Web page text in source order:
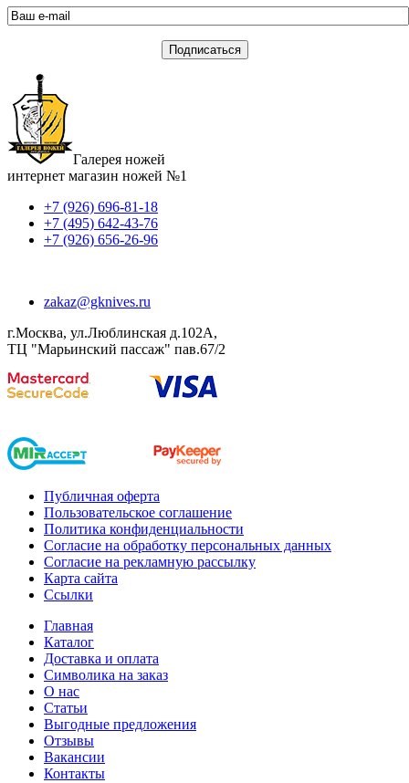
Галерея ножей
интернет магазин ножей №1
+7 (926) 696-81-18
+7 (495) 642-43-76
+7 (926) 656-26-96
zakaz@gknives.ru
г.Москва, ул.Люблинская д.102А,
ТЦ "Марьинский пассаж" пав.67/2
Публичная оферта
Пользовательское соглашение
Политика конфиденциальности
Согласие на обработку персональных данных
Согласие на рекламную рассылку
Карта сайта
Ссылки
Главная
Каталог
Доставка и оплата
Символика на заказ
О нас
Статьи
Выгодные предложения
Отзывы
Вакансии
Контакты